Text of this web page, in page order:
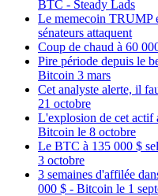
BTC - Steady Lads
Le memecoin TRUMP
sénateurs attaquent
Coup de chaud à 60
Pire période depuis le
Bitcoin 3 mars
Cet analyste alerte, il
21 octobre
L'explosion de cet actif
Bitcoin le 8 octobre
Le BTC à 135 000 $
3 octobre
3 semaines d'affilée
000 $ - Bitcoin le 1